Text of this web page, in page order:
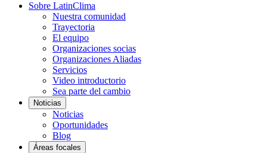
Sobre LatinClima
Nuestra comunidad
Trayectoria
El equipo
Organizaciones socias
Organizaciones Aliadas
Servicios
Video introductorio
Sea parte del cambio
Noticias
Noticias
Oportunidades
Blog
Áreas focales